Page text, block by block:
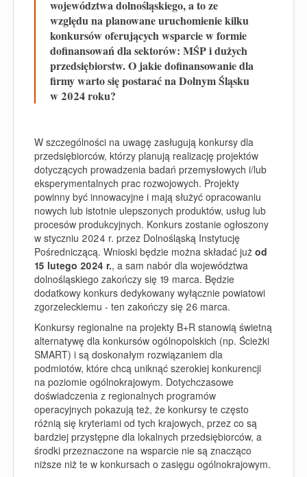
województwa dolnośląskiego, a to ze
względu na planowane uruchomienie kilku
konkursów oferujących wsparcie w formie
dofinansowań dla sektorów: MŚP i dużych
przedsiębiorstw. O jakie dofinansowanie dla
firmy warto się postarać na Dolnym Śląsku
w 2024 roku?
W szczególności na uwagę zasługują konkursy dla
przedsiębiorców, którzy planują realizację projektów
dotyczących prowadzenia badań przemysłowych i/lub
eksperymentalnych prac rozwojowych. Projekty
powinny być innowacyjne i mają służyć opracowaniu
nowych lub istotnie ulepszonych produktów, usług lub
procesów produkcyjnych. Konkurs zostanie ogłoszony
w styczniu 2024 r. przez Dolnośląską Instytucję
Pośredniczącą. Wnioski będzie można składać już od
15 lutego 2024 r., a sam nabór dla województwa
dolnośląskiego zakończy się 19 marca. Będzie
dodatkowy konkurs dedykowany wyłącznie powiatowi
zgorzeleckiemu - ten zakończy się 26 marca.
Konkursy regionalne na projekty B+R stanowią świetną
alternatywę dla konkursów ogólnopolskich (np. Ścieżki
SMART) i są doskonałym rozwiązaniem dla
podmiotów, które chcą uniknąć szerokiej konkurencji
na poziomie ogólnokrajowym. Dotychczasowe
doświadczenia z regionalnych programów
operacyjnych pokazują też, że konkursy te często
różnią się kryteriami od tych krajowych, przez co są
bardziej przystępne dla lokalnych przedsiębiorców, a
środki przeznaczone na wsparcie nie są znacząco
niższe niż te w konkursach o zasięgu ogólnokrajowym.